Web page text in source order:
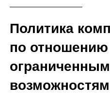
Политика
по